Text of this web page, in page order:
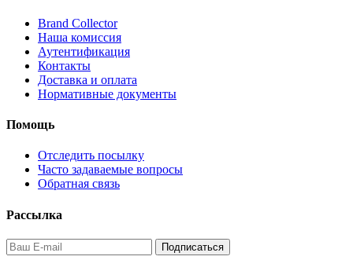
Brand Collector
Наша комиссия
Аутентификация
Контакты
Доставка и оплата
Нормативные документы
Помощь
Отследить посылку
Часто задаваемые вопросы
Обратная связь
Рассылка
Подписаться